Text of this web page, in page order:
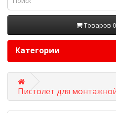
Товаров
Категории
Пистолет для